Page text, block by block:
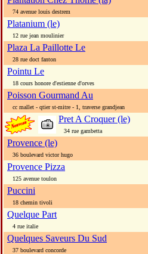
74 avenue louis destrem
Platanium (le)
12 rue jean moulinier
Plaza La Paillotte Le
28 rue doct fanton
Pointu Le
18 cours honore d'estienne d'orves
Poisson Gourmand Au
cc mallet - qtier st-mitre - 1, traverse grandjean
Pret A Croquer (le)
34 rue gambetta
Provence (le)
36 boulevard victor hugo
Provence Pizza
125 avenue toulon
Puccini
18 chemin tivoli
Quelque Part
4 rue italie
Quelques Saveurs Du Sud
37 boulevard concorde